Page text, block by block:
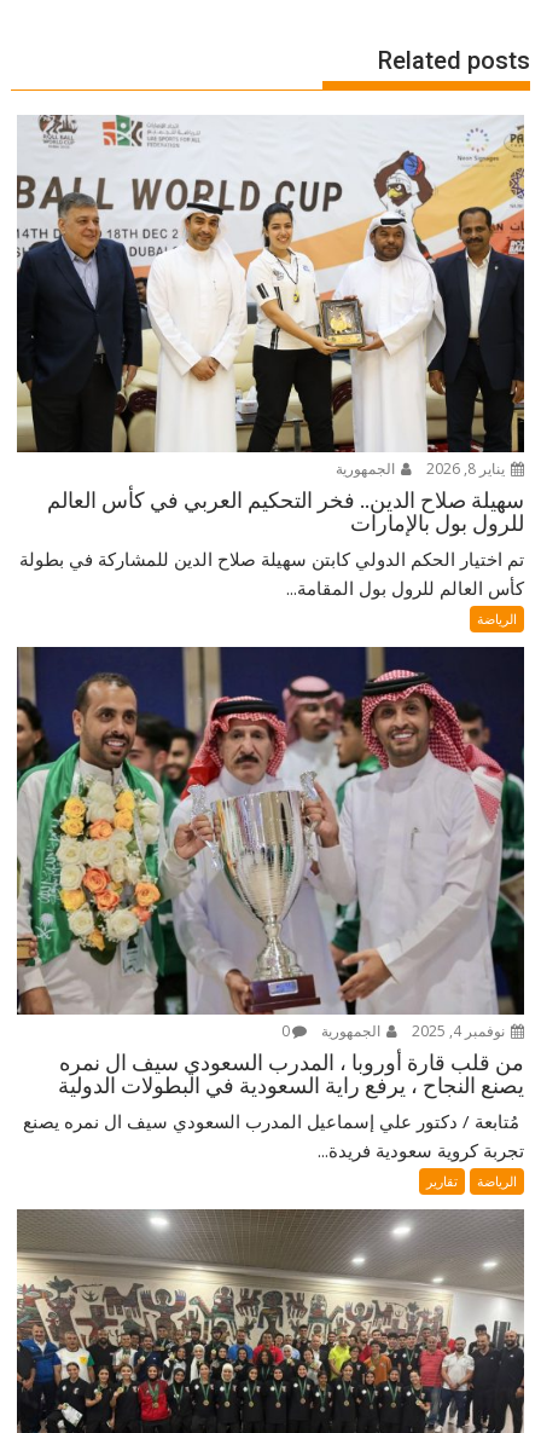
Related posts
يناير 8, 2026 الجمهورية
سهيلة صلاح الدين.. فخر التحكيم العربي في كأس العالم
للرول بول بالإمارات
تم اختيار الحكم الدولي كابتن سهيلة صلاح الدين للمشاركة في بطولة
كأس العالم للرول بول المقامة...
الرياضة
نوفمبر 4, 2025 الجمهورية 0
من قلب قارة أوروبا ، المدرب السعودي سيف ال نمره
يصنع النجاح ، يرفع راية السعودية في البطولات الدولية
‎ مُتابعة / دكتور علي إسماعيل ‎المدرب السعودي سيف ال نمره يصنع
تجربة كروية سعودية فريدة...
الرياضة تقارير